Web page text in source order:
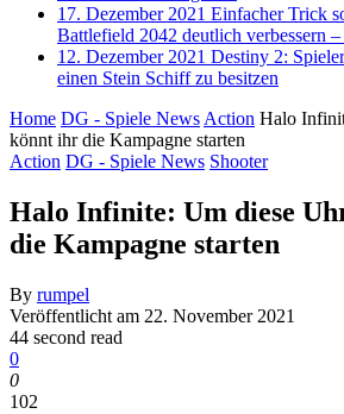
17. Dezember 2021 Einfacher Trick
Battlefield 2042 deutlich verbessern
12. Dezember 2021 Destiny 2:
einen Stein Schiff zu besitzen
Home DG - Spiele NewsAction Halo
könnt ihr die Kampagne starten
Action DG - Spiele News Shooter
Halo Infinite: Um diese
die Kampagne starten
By rumpel
Veröffentlicht am 22. November 2021
44 second read
0
0
102